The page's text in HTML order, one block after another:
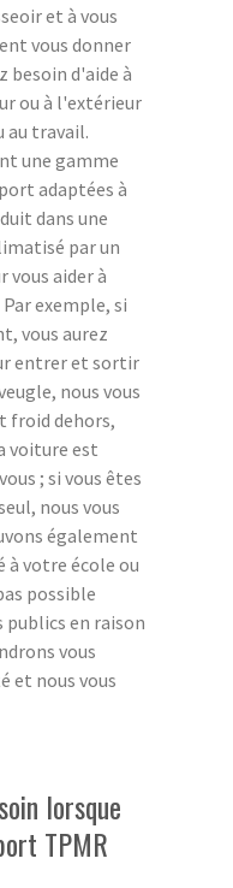
et à vous
vous donner
besoin d'aide à
ou à l'extérieur
au travail.
une gamme
adaptées à
dans une
par un
vous aider à
exemple, si
vous aurez
entrer et sortir
nous vous
froid dehors,
voiture est
; si vous êtes
nous vous
également
votre école ou
possible
en raison
vous
et nous vous
lorsque
TPMR